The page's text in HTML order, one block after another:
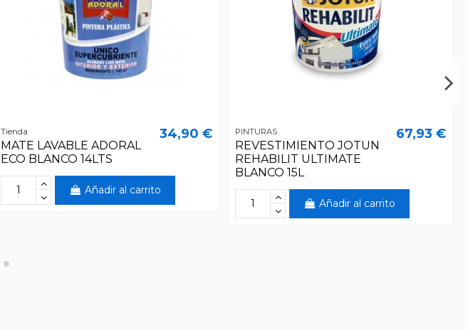
Tienda
MATE LAVABLE ADORAL
ECO BLANCO 14LTS
34,90 €
Añadir al carrito
PINTURAS
REVESTIMIENTO JOTUN
REHABILIT ULTIMATE
BLANCO 15L
67,93 €
Añadir al carrito